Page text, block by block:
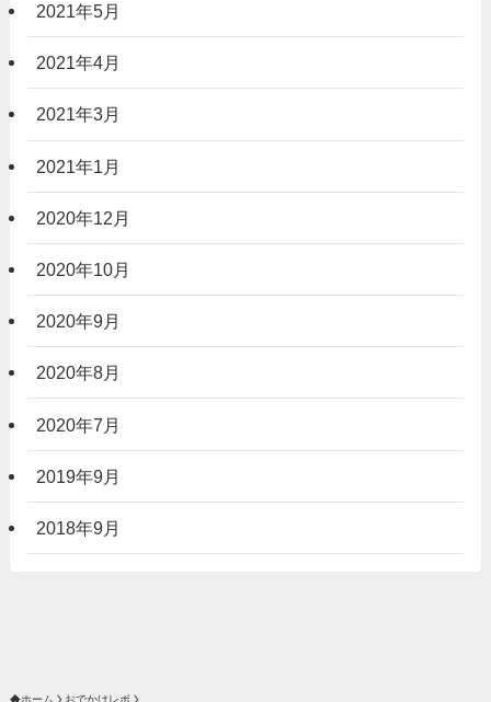
2021年5月
2021年4月
2021年3月
2021年1月
2020年12月
2020年10月
2020年9月
2020年8月
2020年7月
2019年9月
2018年9月
ホーム おでかけレポ